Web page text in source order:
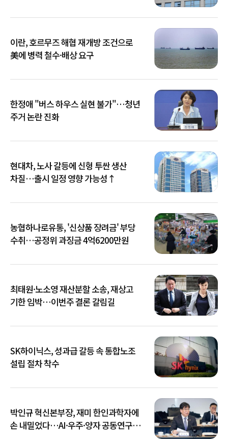
이란, 호르무즈 해협 재개방 조건으로
美에 병력 철수·배상 요구
한정애 "버스 하우스 실현 불가"…청년
주거 논란 진화
현대차, 노사 갈등에 신형 투싼 생산
차질…출시 일정 영향 가능성↑
농협하나로유통, '신상품 장려금' 부당
수취…공정위 과징금 4억6200만원
최태원·노소영 재산분할 소송, 재상고
기한 임박…이번주 결론 갈림길
SK하이닉스, 성과급 갈등 속 통합노조
설립 절차 착수
박인규 혁신본부장, 재미 한인과학자에
손 내밀었다…AI·우주·양자 공동연구